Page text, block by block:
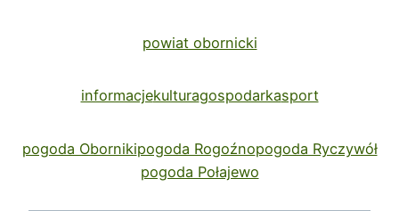
powiat obornicki
informacjekulturagospodarkasport
pogoda Obornikipogoda Rogoźnopogoda Ryczywół
pogoda Połajewo